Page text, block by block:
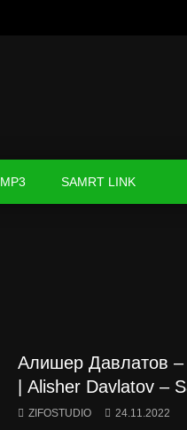
MP3 SAMRT LINK
Алишер Давлатов
| Alisher Davlatov –
ZIFOSTUDIO 24.11.2022